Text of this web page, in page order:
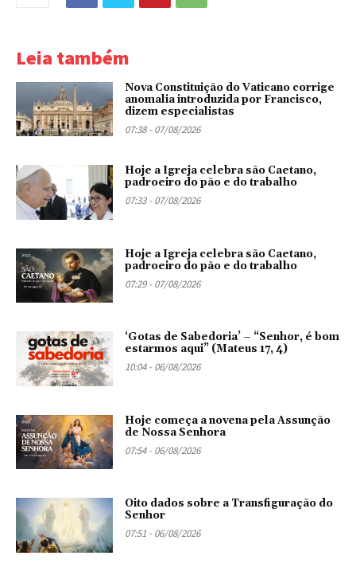
Leia também
Nova Constituição do Vaticano corrige
anomalia introduzida por Francisco,
dizem especialistas
07:38 - 07/08/2026
Hoje a Igreja celebra são Caetano,
padroeiro do pão e do trabalho
07:33 - 07/08/2026
Hoje a Igreja celebra são Caetano,
padroeiro do pão e do trabalho
07:29 - 07/08/2026
‘Gotas de Sabedoria’ – “Senhor, é bom
estarmos aqui” (Mateus 17, 4)
10:04 - 06/08/2026
Hoje começa a novena pela Assunção
de Nossa Senhora
07:54 - 06/08/2026
Oito dados sobre a Transfiguração do
Senhor
07:51 - 06/08/2026